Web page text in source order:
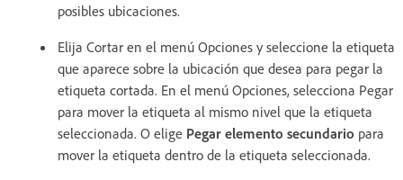
posibles ubicaciones.
Elija Cortar en el menú Opciones y seleccione la etiqueta
que aparece sobre la ubicación que desea para pegar la
etiqueta cortada. En el menú Opciones, selecciona Pegar
para mover la etiqueta al mismo nivel que la etiqueta
seleccionada. O elige Pegar elemento secundario para
mover la etiqueta dentro de la etiqueta seleccionada.